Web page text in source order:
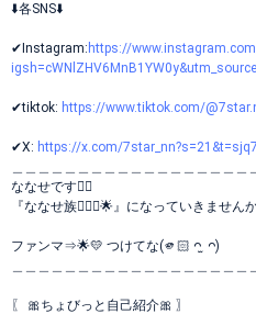
⬇️各SNS⬇️
✔Instagram: https://
✔tiktok: https://www.tiktok.com/
✔X: https://x.com/
ななせです🙂‍↕️
『ななせ族🧙🏻‍♀️🌟』になっていきませんか
ファンマ⇒🌟💛 つけてな(🫵🏻 ᴖ ̫ ᴖ)
〖 🎀ちょびっと自己紹介🎀 〗